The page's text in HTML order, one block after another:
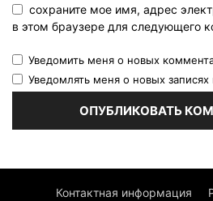
сохраните мое имя, адрес
в этом браузере для следующего
Уведомить меня о новых
Уведомлять меня о новых записях
Контактная информация